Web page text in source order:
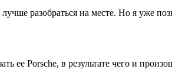
разобраться на месте. Но я уже
ее Porsche, в результате чего и